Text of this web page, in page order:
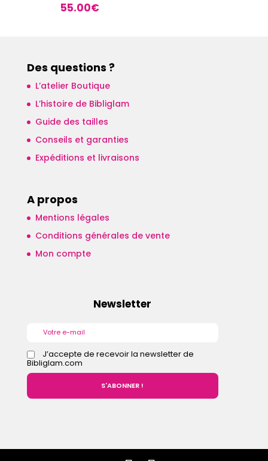
55.00€
Des questions ?
L’atelier Boutique
L’histoire de Bibliglam
Guide des tailles
Conseils et garanties
Expéditions et livraisons
A propos
Mentions légales
Conditions générales de vente
Mon compte
Newsletter
J’accepte de recevoir la newsletter de
Bibliglam.com